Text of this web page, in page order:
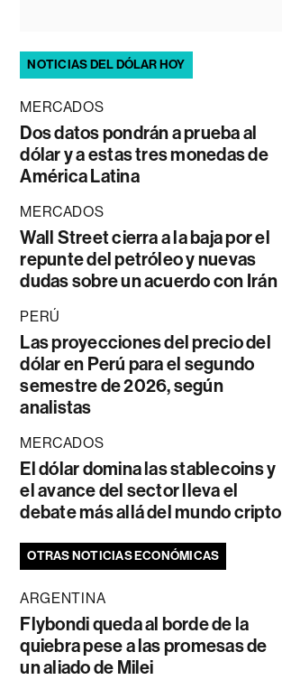
NOTICIAS DEL DÓLAR HOY
MERCADOS
Dos datos pondrán a prueba al
dólar y a estas tres monedas de
América Latina
MERCADOS
Wall Street cierra a la baja por el
repunte del petróleo y nuevas
dudas sobre un acuerdo con Irán
PERÚ
Las proyecciones del precio del
dólar en Perú para el segundo
semestre de 2026, según
analistas
MERCADOS
El dólar domina las stablecoins y
el avance del sector lleva el
debate más allá del mundo cripto
OTRAS NOTICIAS ECONÓMICAS
ARGENTINA
Flybondi queda al borde de la
quiebra pese a las promesas de
un aliado de Milei